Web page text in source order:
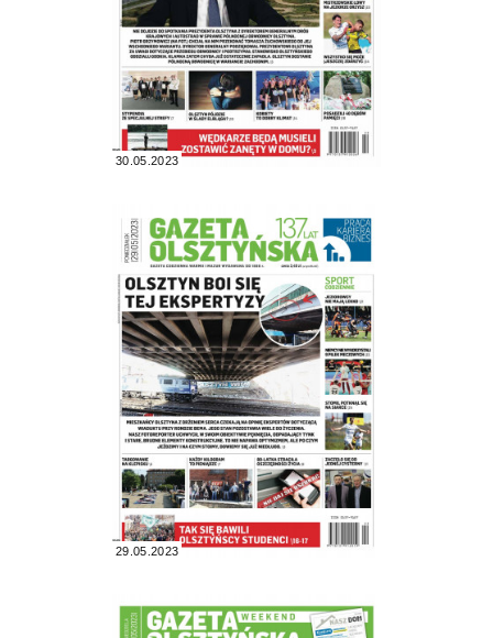
30.05.2023
29.05.2023